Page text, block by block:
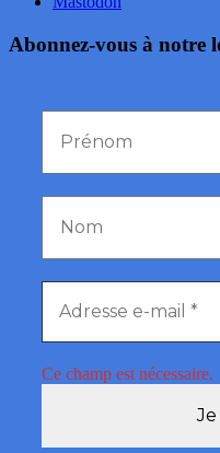
Abonnez-vous à notre
Ce champ est nécessaire.